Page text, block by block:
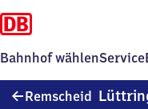
Bahnhof wählenService
Remscheid